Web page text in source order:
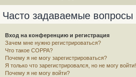
Часто задаваемые вопросы
Вход на конференцию и регистрация
Зачем мне нужно регистрироваться?
Что такое COPPA?
Почему я не могу зарегистрироваться?
Я только что зарегистрировался, но не могу войти!
Почему я не могу войти?